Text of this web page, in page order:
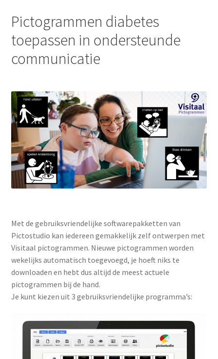
Pictogrammen diabetes
toepassen in ondersteunde
communicatie
Met de gebruiksvriendelijke softwarepakketten van
Pictostudio kan iedereen gemakkelijk zelf ontwerpen met
Visitaal pictogrammen. Nieuwe pictogrammen worden
wekelijks automatisch toegevoegd, je hoeft niks te
downloaden en hebt dus altijd de meest actuele
pictogrammen bij de hand.
Je kunt kiezen uit 3 gebruiksvriendelijke programma’s: